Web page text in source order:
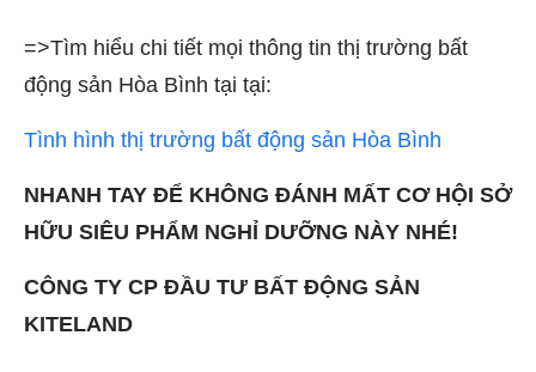
=>Tìm hiểu chi tiết mọi thông tin thị trường bất
động sản Hòa Bình tại tại:
Tình hình thị trường bất động sản Hòa Bình
NHANH TAY ĐỂ KHÔNG ĐÁNH MẤT CƠ HỘI SỞ
HỮU SIÊU PHẨM NGHỈ DƯỠNG NÀY NHÉ!
CÔNG TY CP ĐẦU TƯ BẤT ĐỘNG SẢN
KITELAND